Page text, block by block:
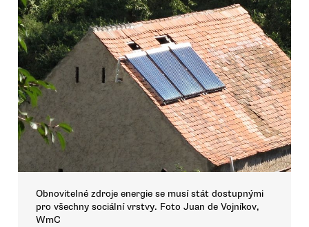
Obnovitelné zdroje energie se musí stát dostupnými
pro všechny sociální vrstvy. Foto Juan de Vojníkov,
WmC